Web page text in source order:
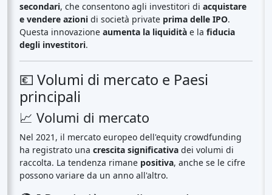
secondari, che consentono agli investitori di acquistare
e vendere azioni di società private prima delle IPO.
Questa innovazione aumenta la liquidità e la fiducia
degli investitori.
💶 Volumi di mercato e Paesi
principali
📈 Volumi di mercato
Nel 2021, il mercato europeo dell'equity crowdfunding
ha registrato una crescita significativa dei volumi di
raccolta. La tendenza rimane positiva, anche se le cifre
possono variare da un anno all'altro.